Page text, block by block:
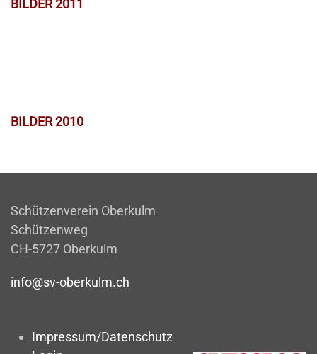
BILDER 2011
BILDER 2010
Schützenverein Oberkulm
Schützenweg
CH-5727 Oberkulm
info@sv-oberkulm.ch
Impressum/Datenschutz